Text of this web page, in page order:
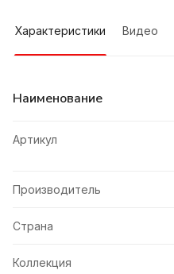
Характеристики Видео
Наименование
Артикул
Производитель
Страна
Коллекция